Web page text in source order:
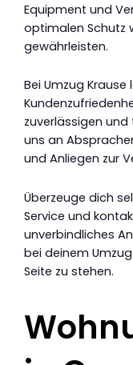
Equipment und
optimalen Schutz
gewährleisten.
Bei Umzug
zuverlässigen und
uns an
und Anliegen zur
Überzeuge dich
Service und
unverbindliches
bei deinem
Seite zu stehen.